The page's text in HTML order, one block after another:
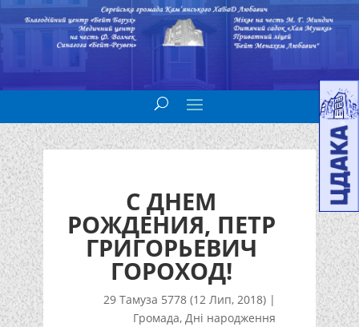
С ДНЕМ
РОЖДЕНИЯ, ПЕТР
ГРИГОРЬЕВИЧ
ГОРОХОД!
29 Тамуза 5778 (12 Лип, 2018) |
Громада,Дні народження